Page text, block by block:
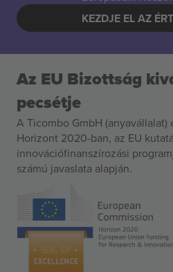
KEZDJE EL AZ
Az EU Bizottság
pecsétje
A Ticombo GmbH (anyavállalat)
Horizont 2020-ban, az EU
innovációfinanszírozási
számú javaslata alapján.